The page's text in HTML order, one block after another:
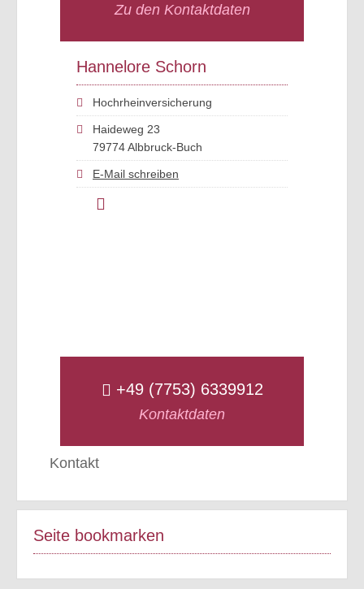
Zu den Kontaktdaten
Hannelore Schorn
Hochrheinversicherung
Haideweg 23
79774 Albbruck-Buch
E-Mail schreiben
+49 (7753) 6339912
Kontaktdaten
Kontakt
Seite bookmarken